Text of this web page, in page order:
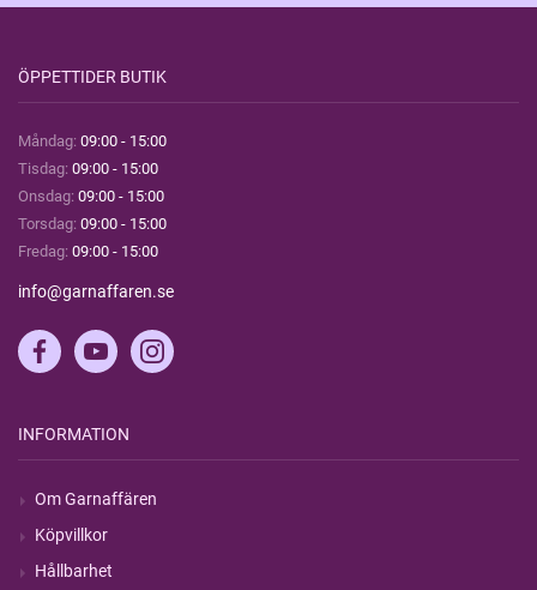
ÖPPETTIDER BUTIK
Måndag: 09:00 - 15:00
Tisdag: 09:00 - 15:00
Onsdag: 09:00 - 15:00
Torsdag: 09:00 - 15:00
Fredag: 09:00 - 15:00
info@garnaffaren.se
INFORMATION
Om Garnaffären
Köpvillkor
Hållbarhet